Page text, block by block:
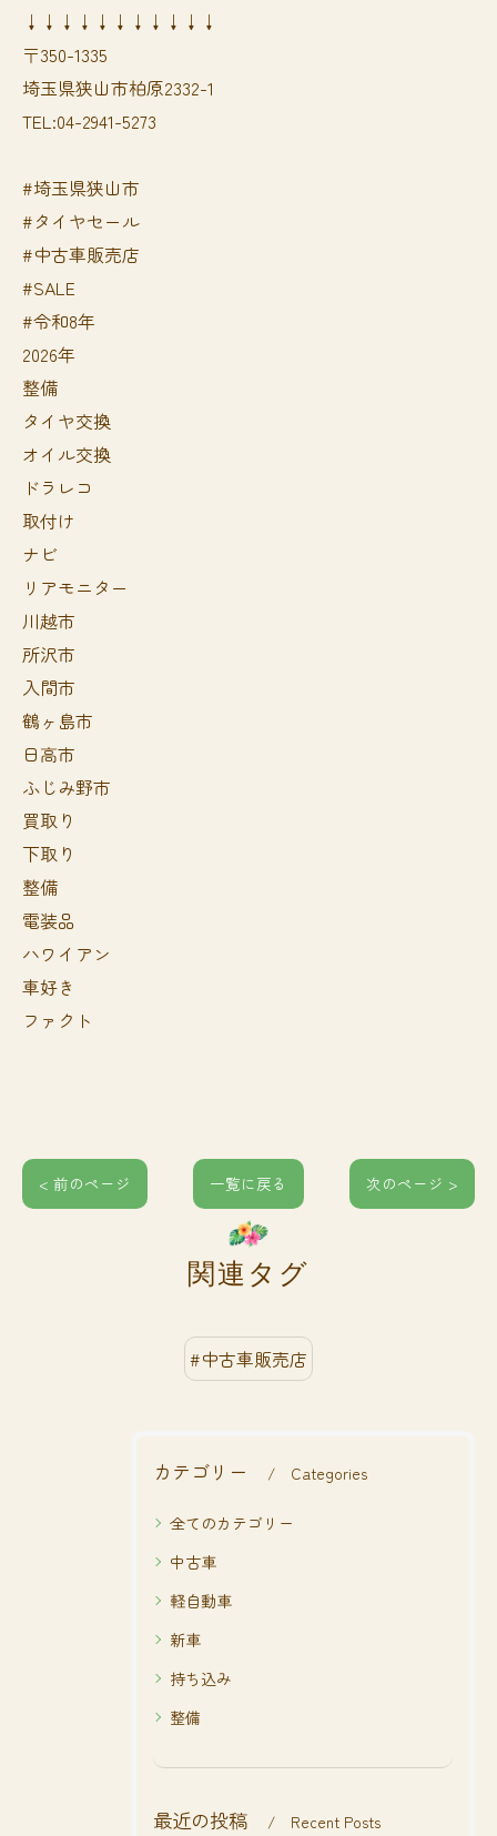
↓↓↓↓↓↓↓↓↓↓↓
〒350-1335
埼玉県狭山市柏原2332-1
TEL:04-2941-5273
#埼玉県狭山市
#タイヤセール
#中古車販売店
#SALE
#令和8年
2026年
整備
タイヤ交換
オイル交換
ドラレコ
取付け
ナビ
リアモニター
川越市
所沢市
入間市
鶴ヶ島市
日高市
ふじみ野市
買取り
下取り
整備
電装品
ハワイアン
車好き
ファクト
< 前のページ 一覧に戻る 次のページ >
関連タグ
#中古車販売店
カテゴリー Categories
全てのカテゴリー
中古車
軽自動車
新車
持ち込み
整備
最近の投稿 Recent Posts